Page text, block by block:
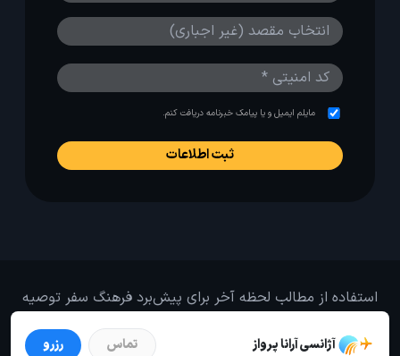
آژانسی آرانا پرواز تماس رزرو
مایلم ایمیل و یا پیامک خبرنامه دریافت کنم.
استفاده از مطالب لحظه آخر برای پیش‌برد فرهنگ سفر توصیه